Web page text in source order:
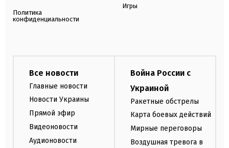
Политика
конфиденциальности
Игры
Все новости
Главные новости
Новости Украины
Прямой эфир
Видеоновости
Аудионовости
Война России с
Украиной
Ракетные обстрелы
Карта боевых действий
Мирные переговоры
Воздушная тревога в